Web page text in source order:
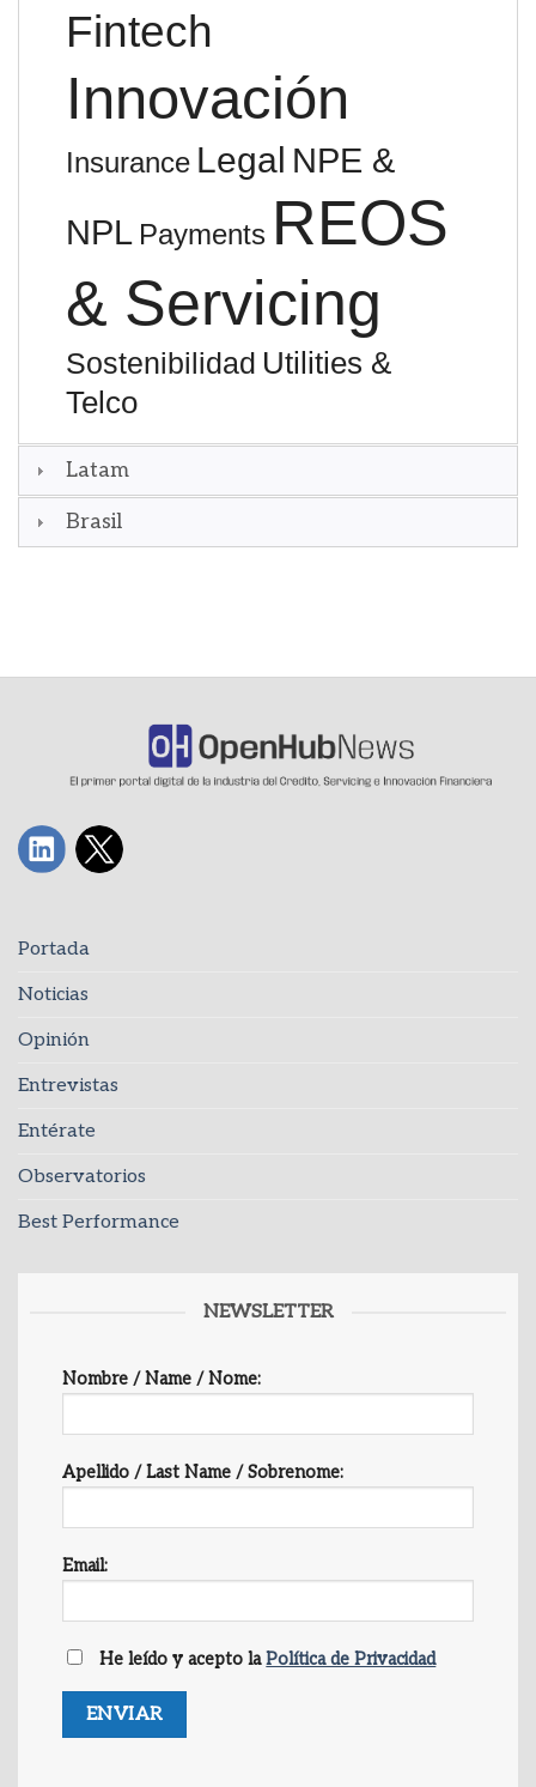
Fintech
Innovación
Insurance Legal NPE &
NPL Payments REOS
& Servicing
Sostenibilidad Utilities &
Telco
Latam
Brasil
Portada
Noticias
Opinión
Entrevistas
Entérate
Observatorios
Best Performance
NEWSLETTER
Nombre / Name / Nome:
Apellido / Last Name / Sobrenome:
Email:
He leído y acepto laPolítica de Privacidad